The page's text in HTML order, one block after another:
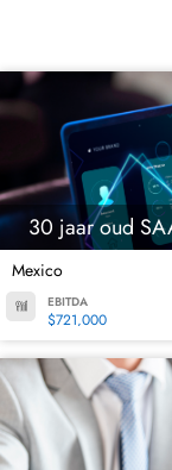
30 jaar oud
Mexico
EBITDA
$721,000